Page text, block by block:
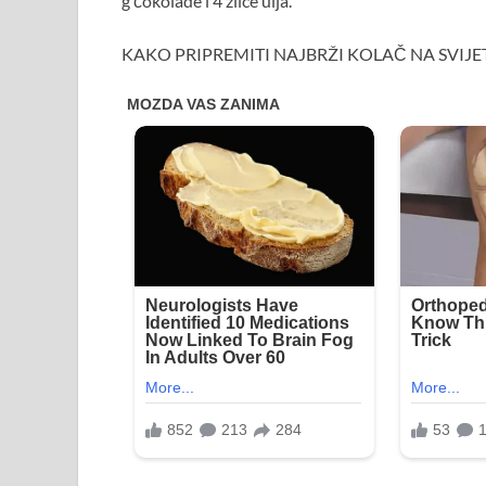
KAKO PRIPREMITI NAJBRŽI KOLAČ NA